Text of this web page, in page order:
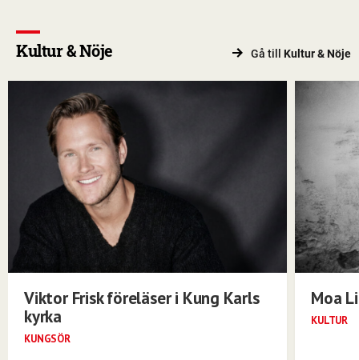
Kultur & Nöje Gå till Kultur & Nöje
Viktor Frisk föreläser i Kung Karls
kyrka
KUNGSÖR
Moa
KULTUR